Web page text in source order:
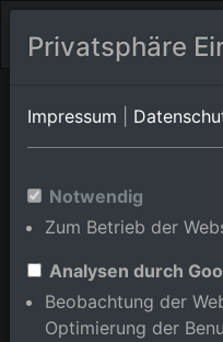
Orts-Album
Im Shop bestellen
Privatsphäre
Impressum
Notwendig
Zum Betrieb der
Analysen durch
Beobachtung der
Optimierung der